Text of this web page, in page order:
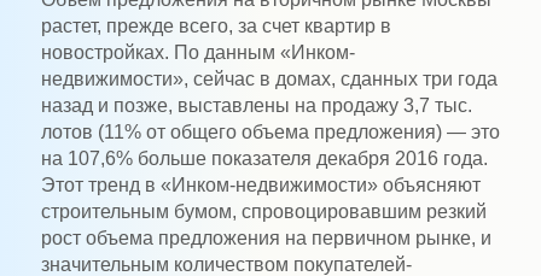
растет, прежде всего, за счет квартир в
новостройках. По данным «Инком-
недвижимости», сейчас в домах, сданных три года
назад и позже, выставлены на продажу 3,7 тыс.
лотов (11% от общего объема предложения) — это
на 107,6% больше показателя декабря 2016 года.
Этот тренд в «Инком-недвижимости» объясняют
строительным бумом, спровоцировавшим резкий
рост объема предложения на первичном рынке, и
значительным количеством покупателей-